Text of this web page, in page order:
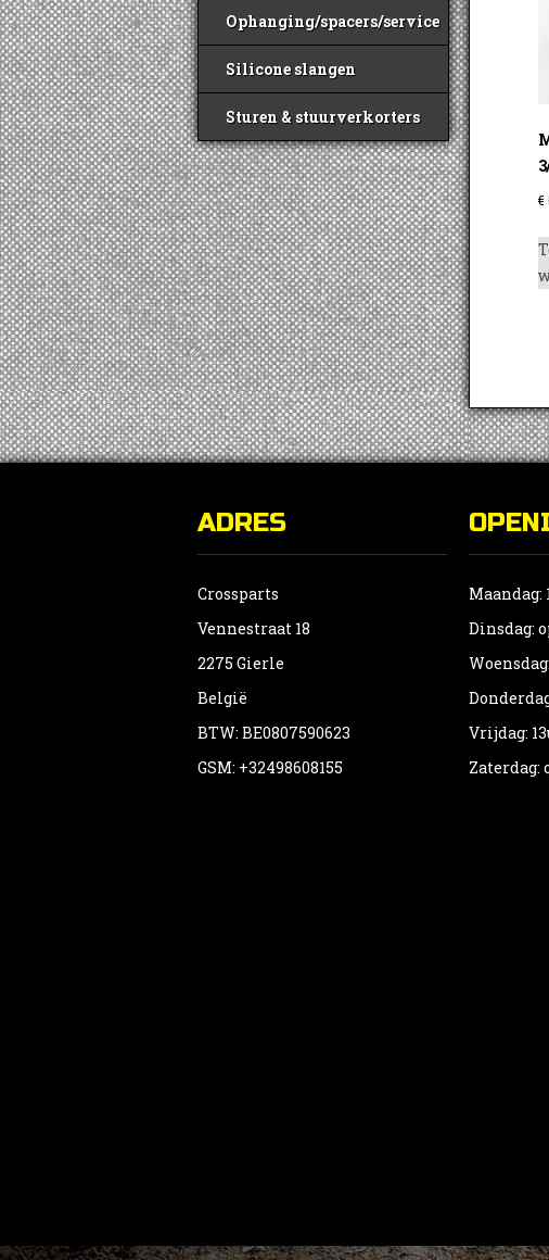
Ophanging/spacers/service
Silicone slangen
Sturen & stuurverkorters
€
ADRES
Crossparts
Vennestraat 18
2275 Gierle
België
BTW: BE0807590623
GSM: +32498608155
Maandag:
Dinsdag:
Vrijdag:
Zaterdag: